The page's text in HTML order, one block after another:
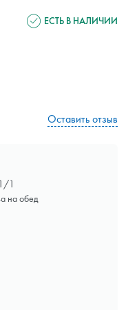
ЕСТЬ В НАЛИЧИИ
Оставить отзыв
1
на обед